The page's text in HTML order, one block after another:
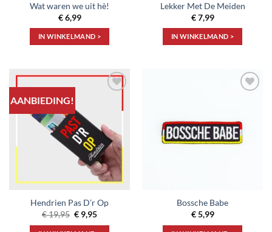
Wat waren we uit hè!
€6,99
IN WINKELMAND >
Lekker Met De Meiden
€7,99
IN WINKELMAND >
AANBIEDING!
Hendrien Pas D’r Op
€19,95 Oorspronkelijke
prijs
was:
€ 9,95Huidige
Bossche Babe
€5,99